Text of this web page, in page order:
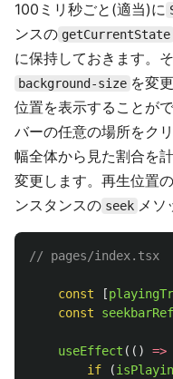
100ミリ秒ごと(適当)に
ンスの getCurrentState
に保持しておきます。
background-size を変
位置を表示することが
バーの任意の場所をク
幅全体から見た割合を
変更します。再生位置
ンスタンスの seek メソ
// pages/index.tsx
const [
const
seekbarRef
useEffect (() =>
if
(